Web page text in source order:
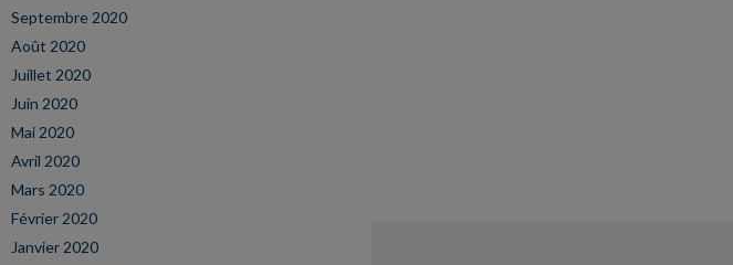
Septembre 2020
Août 2020
Juillet 2020
Juin 2020
Mai 2020
Avril 2020
Mars 2020
Février 2020
Janvier 2020